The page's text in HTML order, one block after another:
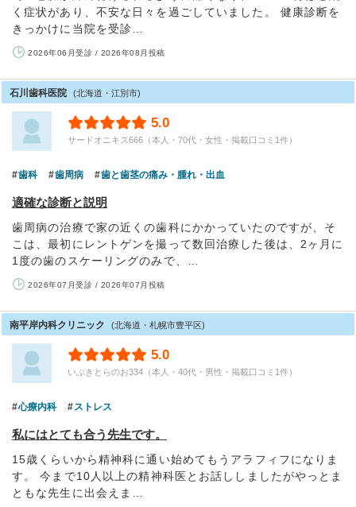
く症状があり、不安な日々を過ごしていました。 健康診断を
きっかけに当院を受診…
2026年06月受診 / 2026年08月投稿
石川歯科医院 (北海道・江別市)
5.0
サードオニキス666（本人・70代・女性・掲載口コミ1件）
歯科 歯周病 歯と歯茎の痛み・腫れ・出血
適確な診断と説明
歯周病の治療で家の近くの歯科にかかっていたのですが、そ
こは、最初にレントゲンを撮って数回治療した後は、2ヶ月に
1度の歯のスケーリングのみで、…
2026年07月受診 / 2026年07月投稿
南平岸内科クリニック (北海道・札幌市豊平区)
5.0
いぶきとらのお334（本人・40代・男性・掲載口コミ1件）
心療内科 ストレス
私にはとても合う先生です。
15歳くらいから精神科に通い始めてもうアラフィフになりま
す。 今まで10人以上の精神科医とお話ししましたがやっとま
ともな先生に出会えま…